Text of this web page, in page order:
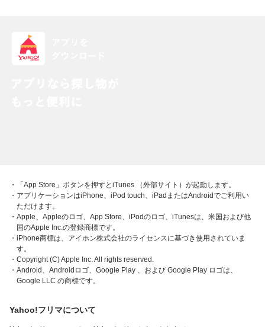
・「App Store」ボタンを押すとiTunes （外部サイト）が起動します。
・アプリケーションはiPhone、iPod touch、iPadまたはAndroidでご利用い
ただけます。
・Apple、Appleのロゴ、App Store、iPodのロゴ、iTunesは、米国および他
国のApple Inc.の登録商標です。
・iPhone商標は、アイホン株式会社のライセンスに基づき使用されていま
す。
・Copyright (C) Apple Inc. All rights reserved.
・Android、Androidロゴ、Google Play 、および Google Play ロゴは、
Google LLC の商標です。
Yahoo!フリマについて